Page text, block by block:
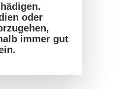
oder
immer gut